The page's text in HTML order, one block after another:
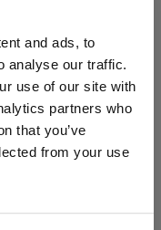
and ads, to
analyse our traffic.
use of our site with
partners who
that you’ve
from your use
- Bas (€).
?